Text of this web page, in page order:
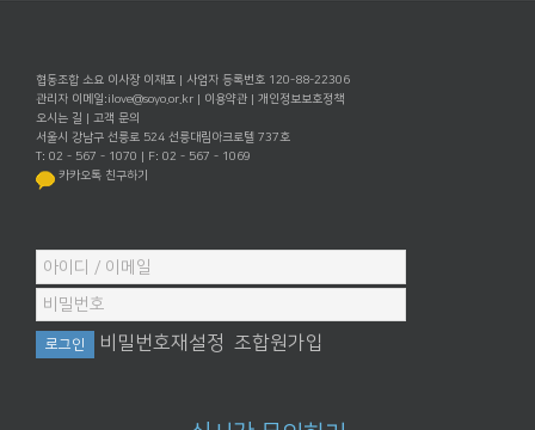
협동조합 소요 이사장 이재포 | 사업자 등록번호 120-88-22306
관리자 이메일:ilove@soyo.or.kr 이용약관
개인정보보호정책
오시는 길
고객 문의
서울시 강남구 선릉로 524 선릉대림아크로텔 737호
T: 02 - 567 - 1070 | F: 02 - 567 - 1069
카카오톡 친구하기
비밀번호재설정 조합원가입